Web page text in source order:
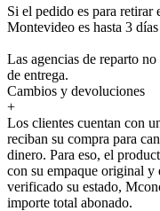
Si el pedido es para retirar
Montevideo es hasta 3
Las agencias de reparto
de entrega.
Cambios y devoluciones
+
Los clientes cuentan con
reciban su compra para
dinero. Para eso, el
con su empaque original
verificado su estado,
importe total abonado.